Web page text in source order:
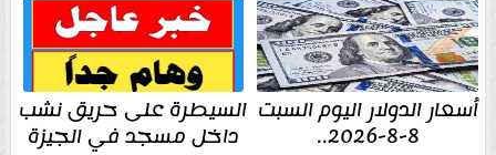
أسعار الدولار اليوم السبت
8-8-2026..
السيطرة على حريق نشب
داخل مسجد في الجيزة